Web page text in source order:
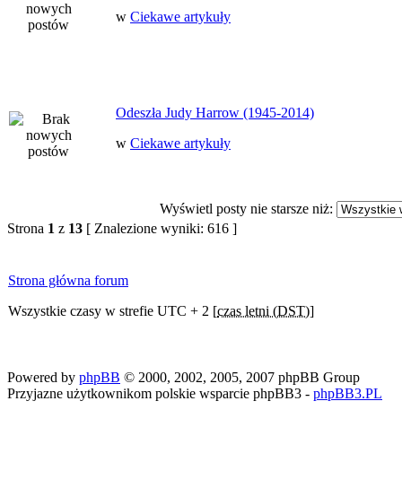
w Ciekawe artykuły
Odeszła Judy Harrow (1945-2014)
w Ciekawe artykuły
Wyświetl posty nie starsze niż:
Strona 1 z 13 [ Znalezione wyniki: 616 ]
Strona główna forum
Wszystkie czasy w strefie UTC + 2 [czas letni (DST)]
Powered by phpBB © 2000, 2002, 2005, 2007 phpBB Group
Przyjazne użytkownikom polskie wsparcie phpBB3 - phpBB3.PL